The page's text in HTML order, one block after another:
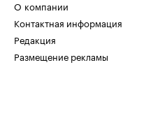
О компании
Контактная информация
Редакция
Размещение рекламы